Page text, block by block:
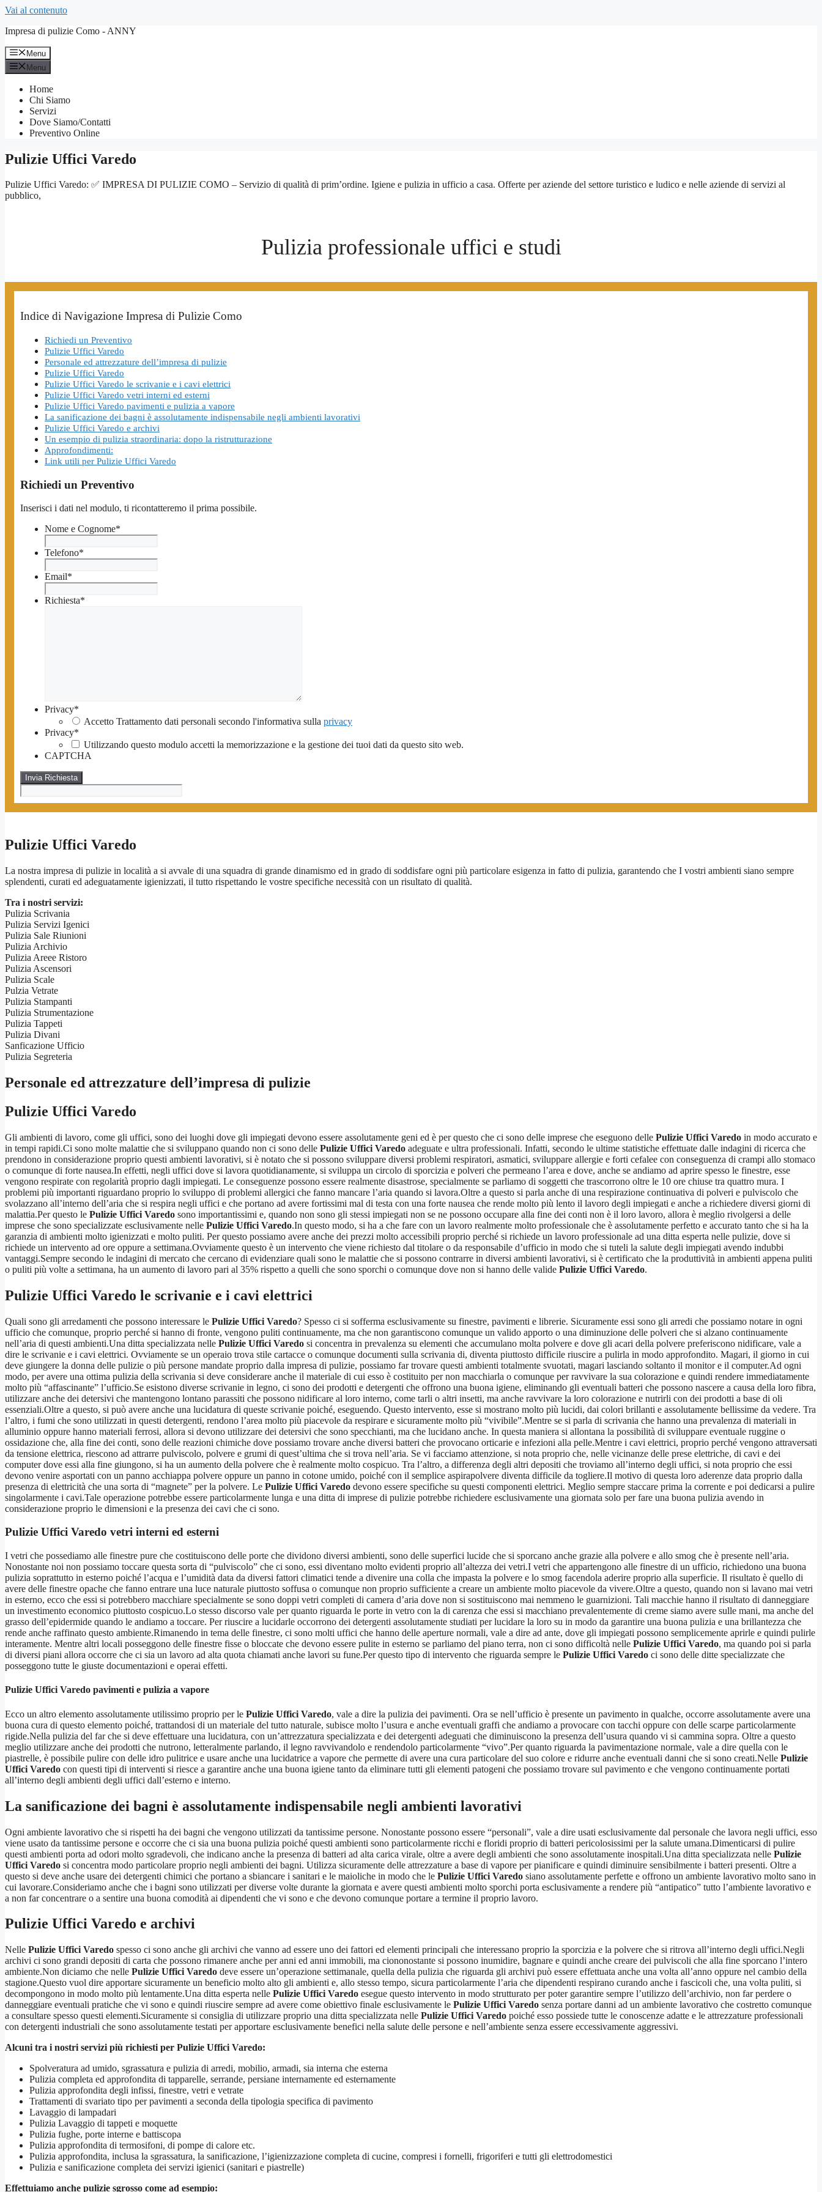
Vai al contenuto
Impresa di pulizie Como - ANNY
Menu
Menu
Home
Chi Siamo
Servizi
Dove Siamo/Contatti
Preventivo Online
Pulizie Uffici Varedo
Pulizie Uffici Varedo: ✅ IMPRESA DI PULIZIE COMO – Servizio di qualità di prim’ordine. Igiene e pulizia in ufficio a casa. Offerte per aziende del settore turistico e ludico e nelle aziende di servizi al
pubblico,
Pulizia professionale uffici e studi
Indice di Navigazione Impresa di Pulizie Como
Richiedi un Preventivo
Pulizie Uffici Varedo
Personale ed attrezzature dell’impresa di pulizie
Pulizie Uffici Varedo
Pulizie Uffici Varedo le scrivanie e i cavi elettrici
Pulizie Uffici Varedo vetri interni ed esterni
Pulizie Uffici Varedo pavimenti e pulizia a vapore
La sanificazione dei bagni è assolutamente indispensabile negli ambienti lavorativi
Pulizie Uffici Varedo e archivi
Un esempio di pulizia straordinaria: dopo la ristrutturazione
Approfondimenti:
Link utili per Pulizie Uffici Varedo
Richiedi un Preventivo
Inserisci i dati nel modulo, ti ricontatteremo il prima possibile.
Nome e Cognome*
Telefono*
Email*
Richiesta*
Privacy*
Accetto Trattamento dati personali secondo l'informativa sulla privacy
Privacy*
Utilizzando questo modulo accetti la memorizzazione e la gestione dei tuoi dati da questo sito web.
CAPTCHA
Pulizie Uffici Varedo
La nostra impresa di pulizie in località a si avvale di una squadra di grande dinamismo ed in grado di soddisfare ogni più particolare esigenza in fatto di pulizia, garantendo che I vostri ambienti siano sempre
splendenti, curati ed adeguatamente igienizzati, il tutto rispettando le vostre specifiche necessità con un risultato di qualità.
Tra i nostri servizi:
Pulizia Scrivania
Pulizia Servizi Igenici
Pulizia Sale Riunioni
Pulizia Archivio
Pulizia Areee Ristoro
Pulizia Ascensori
Pulizia Scale
Pulzia Vetrate
Pulizia Stampanti
Pulizia Strumentazione
Pulizia Tappeti
Pulizia Divani
Sanficazione Ufficio
Pulizia Segreteria
Personale ed attrezzature dell’impresa di pulizie
Pulizie Uffici Varedo
Gli ambienti di lavoro, come gli uffici, sono dei luoghi dove gli impiegati devono essere assolutamente geni ed è per questo che ci sono delle imprese che eseguono delle Pulizie Uffici Varedo in modo accurato e
in tempi rapidi.Ci sono molte malattie che si sviluppano quando non ci sono delle Pulizie Uffici Varedo adeguate e ultra professionali. Infatti, secondo le ultime statistiche effettuate dalle indagini di ricerca che
prendono in considerazione proprio questi ambienti lavorativi, si è notato che si possono sviluppare diversi problemi respiratori, asmatici, sviluppare allergie e forti cefalee con conseguenza di crampi allo stomaco
o comunque di forte nausea.In effetti, negli uffici dove si lavora quotidianamente, si sviluppa un circolo di sporcizia e polveri che permeano l’area e dove, anche se andiamo ad aprire spesso le finestre, esse
vengono respirate con regolarità proprio dagli impiegati. Le conseguenze possono essere realmente disastrose, specialmente se parliamo di soggetti che trascorrono oltre le 10 ore chiuse tra quattro mura. I
problemi più importanti riguardano proprio lo sviluppo di problemi allergici che fanno mancare l’aria quando si lavora.Oltre a questo si parla anche di una respirazione continuativa di polveri e pulviscolo che
svolazzano all’interno dell’aria che si respira negli uffici e che portano ad avere fortissimi mal di testa con una forte nausea che rende molto più lento il lavoro degli impiegati e anche a richiedere diversi giorni di
malattia.Per questo le Pulizie Uffici Varedo sono importantissimi e, quando non sono gli stessi impiegati non se ne possono occupare alla fine dei conti non è il loro lavoro, allora è meglio rivolgersi a delle
imprese che sono specializzate esclusivamente nelle Pulizie Uffici Varedo.In questo modo, si ha a che fare con un lavoro realmente molto professionale che è assolutamente perfetto e accurato tanto che si ha la
garanzia di ambienti molto igienizzati e molto puliti. Per questo possiamo avere anche dei prezzi molto accessibili proprio perché si richiede un lavoro professionale ad una ditta esperta nelle pulizie, dove si
richiede un intervento ad ore oppure a settimana.Ovviamente questo è un intervento che viene richiesto dal titolare o da responsabile d’ufficio in modo che si tuteli la salute degli impiegati avendo indubbi
vantaggi.Sempre secondo le indagini di mercato che cercano di evidenziare quali sono le malattie che si possono contrarre in diversi ambienti lavorativi, si è certificato che la produttività in ambienti appena puliti
o puliti più volte a settimana, ha un aumento di lavoro pari al 35% rispetto a quelli che sono sporchi o comunque dove non si hanno delle valide Pulizie Uffici Varedo.
Pulizie Uffici Varedo le scrivanie e i cavi elettrici
Quali sono gli arredamenti che possono interessare le Pulizie Uffici Varedo? Spesso ci si sofferma esclusivamente su finestre, pavimenti e librerie. Sicuramente essi sono gli arredi che possiamo notare in ogni
ufficio che comunque, proprio perché si hanno di fronte, vengono puliti continuamente, ma che non garantiscono comunque un valido apporto o una diminuzione delle polveri che si alzano continuamente
nell’aria di questi ambienti.Una ditta specializzata nelle Pulizie Uffici Varedo si concentra in prevalenza su elementi che accumulano molta polvere e dove gli acari della polvere preferiscono nidificare, vale a
dire le scrivanie e i cavi elettrici. Ovviamente se un operaio trova stile cartacce o comunque documenti sulla scrivania di, diventa piuttosto difficile riuscire a pulirla in modo approfondito. Magari, il giorno in cui
deve giungere la donna delle pulizie o più persone mandate proprio dalla impresa di pulizie, possiamo far trovare questi ambienti totalmente svuotati, magari lasciando soltanto il monitor e il computer.Ad ogni
modo, per avere una ottima pulizia della scrivania si deve considerare anche il materiale di cui esso è costituito per non macchiarla o comunque per ravvivare la sua colorazione e quindi rendere immediatamente
molto più “affascinante” l’ufficio.Se esistono diverse scrivanie in legno, ci sono dei prodotti e detergenti che offrono una buona igiene, eliminando gli eventuali batteri che possono nascere a causa della loro fibra,
utilizzare anche dei detersivi che mantengono lontano parassiti che possono nidificare al loro interno, come tarli o altri insetti, ma anche ravvivare la loro colorazione e nutrirli con dei prodotti a base di oli
essenziali.Oltre a questo, si può avere anche una lucidatura di queste scrivanie poiché, eseguendo. Questo intervento, esse si mostrano molto più lucidi, dai colori brillanti e assolutamente bellissime da vedere. Tra
l’altro, i fumi che sono utilizzati in questi detergenti, rendono l’area molto più piacevole da respirare e sicuramente molto più “vivibile”.Mentre se si parla di scrivania che hanno una prevalenza di materiali in
alluminio oppure hanno materiali ferrosi, allora si devono utilizzare dei detersivi che sono specchianti, ma che lucidano anche. In questa maniera si allontana la possibilità di sviluppare eventuale ruggine o
ossidazione che, alla fine dei conti, sono delle reazioni chimiche dove possiamo trovare anche diversi batteri che provocano orticarie e infezioni alla pelle.Mentre i cavi elettrici, proprio perché vengono attraversati
da tensione elettrica, riescono ad attrarre pulviscolo, polvere e grumi di quest’ultima che si trova nell’aria. Se vi facciamo attenzione, si nota proprio che, nelle vicinanze delle prese elettriche, di cavi e dei
computer dove essi alla fine giungono, si ha un aumento della polvere che è realmente molto cospicuo. Tra l’altro, a differenza degli altri depositi che troviamo all’interno degli uffici, si nota proprio che essi
devono venire asportati con un panno acchiappa polvere oppure un panno in cotone umido, poiché con il semplice aspirapolvere diventa difficile da togliere.Il motivo di questa loro aderenze data proprio dalla
presenza di elettricità che una sorta di “magnete” per la polvere. Le Pulizie Uffici Varedo devono essere specifiche su questi componenti elettrici. Meglio sempre staccare prima la corrente e poi dedicarsi a pulire
singolarmente i cavi.Tale operazione potrebbe essere particolarmente lunga e una ditta di imprese di pulizie potrebbe richiedere esclusivamente una giornata solo per fare una buona pulizia avendo in
considerazione proprio le dimensioni e la presenza dei cavi che ci sono.
Pulizie Uffici Varedo vetri interni ed esterni
I vetri che possediamo alle finestre pure che costituiscono delle porte che dividono diversi ambienti, sono delle superfici lucide che si sporcano anche grazie alla polvere e allo smog che è presente nell’aria.
Nonostante noi non possiamo toccare questa sorta di “pulviscolo” che ci sono, essi diventano molto evidenti proprio all’altezza dei vetri.I vetri che appartengono alle finestre di un ufficio, richiedono una buona
pulizia soprattutto in esterno poiché l’acqua e l’umidità data da diversi fattori climatici tende a divenire una colla che impasta la polvere e lo smog facendola aderire proprio alla superficie. Il risultato è quello di
avere delle finestre opache che fanno entrare una luce naturale piuttosto soffusa o comunque non proprio sufficiente a creare un ambiente molto piacevole da vivere.Oltre a questo, quando non si lavano mai vetri
in esterno, ecco che essi si potrebbero macchiare specialmente se sono doppi vetri completi di camera d’aria dove non si sostituiscono mai nemmeno le guarnizioni. Tali macchie hanno il risultato di danneggiare
un investimento economico piuttosto cospicuo.Lo stesso discorso vale per quanto riguarda le porte in vetro con la di carenza che essi si macchiano prevalentemente di creme siamo avere sulle mani, ma anche del
grasso dell’epidermide quando le andiamo a toccare. Per riuscire a lucidarle occorrono dei detergenti assolutamente studiati per lucidare la loro su in modo da garantire una buona pulizia e una brillantezza che
rende anche raffinato questo ambiente.Rimanendo in tema delle finestre, ci sono molti uffici che hanno delle aperture normali, vale a dire ad ante, dove gli impiegati possono semplicemente aprirle e quindi pulirle
interamente. Mentre altri locali posseggono delle finestre fisse o bloccate che devono essere pulite in esterno se parliamo del piano terra, non ci sono difficoltà nelle Pulizie Uffici Varedo, ma quando poi si parla
di diversi piani allora occorre che ci sia un lavoro ad alta quota chiamati anche lavori su fune.Per questo tipo di intervento che riguarda sempre le Pulizie Uffici Varedo ci sono delle ditte specializzate che
posseggono tutte le giuste documentazioni e operai effetti.
Pulizie Uffici Varedo pavimenti e pulizia a vapore
Ecco un altro elemento assolutamente utilissimo proprio per le Pulizie Uffici Varedo, vale a dire la pulizia dei pavimenti. Ora se nell’ufficio è presente un pavimento in qualche, occorre assolutamente avere una
buona cura di questo elemento poiché, trattandosi di un materiale del tutto naturale, subisce molto l’usura e anche eventuali graffi che andiamo a provocare con tacchi oppure con delle scarpe particolarmente
rigide.Nella pulizia del far che si deve effettuare una lucidatura, con un’attrezzatura specializzata e dei detergenti adeguati che diminuiscono la presenza dell’usura quando vi si cammina sopra. Oltre a questo
meglio utilizzare anche dei prodotti che nutrono, letteralmente parlando, il legno ravvivandolo e rendendolo particolarmente “vivo”.Per quanto riguarda la pavimentazione normale, vale a dire quella con le
piastrelle, è possibile pulire con delle idro pulitrice e usare anche una lucidatrice a vapore che permette di avere una cura particolare del suo colore e ridurre anche eventuali danni che si sono creati.Nelle Pulizie
Uffici Varedo con questi tipi di interventi si riesce a garantire anche una buona igiene tanto da eliminare tutti gli elementi patogeni che possiamo trovare sul pavimento e che vengono continuamente portati
all’interno degli ambienti degli uffici dall’esterno e interno.
La sanificazione dei bagni è assolutamente indispensabile negli ambienti lavorativi
Ogni ambiente lavorativo che si rispetti ha dei bagni che vengono utilizzati da tantissime persone. Nonostante possono essere “personali”, vale a dire usati esclusivamente dal personale che lavora negli uffici, esso
viene usato da tantissime persone e occorre che ci sia una buona pulizia poiché questi ambienti sono particolarmente ricchi e floridi proprio di batteri pericolosissimi per la salute umana.Dimenticarsi di pulire
questi ambienti porta ad odori molto sgradevoli, che indicano anche la presenza di batteri ad alta carica virale, oltre a avere degli ambienti che sono assolutamente inospitali.Una ditta specializzata nelle Pulizie
Uffici Varedo si concentra modo particolare proprio negli ambienti dei bagni. Utilizza sicuramente delle attrezzature a base di vapore per pianificare e quindi diminuire sensibilmente i batteri presenti. Oltre a
questo si deve anche usare dei detergenti chimici che portano a sbiancare i sanitari e le maioliche in modo che le Pulizie Uffici Varedo siano assolutamente perfette e offrono un ambiente lavorativo molto sano in
cui lavorare.Consideriamo anche che i bagni sono utilizzati per diverse volte durante la giornata e avere questi ambienti molto sporchi porta esclusivamente a rendere più “antipatico” tutto l’ambiente lavorativo e
a non far concentrare o a sentire una buona comodità ai dipendenti che vi sono e che devono comunque portare a termine il proprio lavoro.
Pulizie Uffici Varedo e archivi
Nelle Pulizie Uffici Varedo spesso ci sono anche gli archivi che vanno ad essere uno dei fattori ed elementi principali che interessano proprio la sporcizia e la polvere che si ritrova all’interno degli uffici.Negli
archivi ci sono grandi depositi di carta che possono rimanere anche per anni ed anni immobili, ma ciononostante si possono inumidire, bagnare e quindi anche creare dei pulviscoli che alla fine sporcano l’intero
ambiente.Non diciamo che nelle Pulizie Uffici Varedo deve essere un’operazione settimanale, quella della pulizia che riguarda gli archivi può essere effettuata anche una volta all’anno oppure nel cambio della
stagione.Questo vuol dire apportare sicuramente un beneficio molto alto gli ambienti e, allo stesso tempo, sicura particolarmente l’aria che dipendenti respirano curando anche i fascicoli che, una volta puliti, si
decompongono in modo molto più lentamente.Una ditta esperta nelle Pulizie Uffici Varedo esegue questo intervento in modo strutturato per poter garantire sempre l’utilizzo dell’archivio, non far perdere o
danneggiare eventuali pratiche che vi sono e quindi riuscire sempre ad avere come obiettivo finale esclusivamente le Pulizie Uffici Varedo senza portare danni ad un ambiente lavorativo che costretto comunque
a consultare spesso questi elementi.Sicuramente si consiglia di utilizzare proprio una ditta specializzata nelle Pulizie Uffici Varedo poiché esso possiede tutte le conoscenze adatte e le attrezzature professionali
con detergenti industriali che sono assolutamente testati per apportare esclusivamente benefici nella salute delle persone e nell’ambiente senza essere eccessivamente aggressivi.
Alcuni tra i nostri servizi più richiesti per Pulizie Uffici Varedo:
Spolveratura ad umido, sgrassatura e pulizia di arredi, mobilio, armadi, sia interna che esterna
Pulizia completa ed approfondita di tapparelle, serrande, persiane internamente ed esternamente
Pulizia approfondita degli infissi, finestre, vetri e vetrate
Trattamenti di svariato tipo per pavimenti a seconda della tipologia specifica di pavimento
Lavaggio di lampadari
Pulizia Lavaggio di tappeti e moquette
Pulizia fughe, porte interne e battiscopa
Pulizia approfondita di termosifoni, di pompe di calore etc.
Pulizia approfondita, inclusa la sgrassatura, la sanificazione, l’igienizzazione completa di cucine, compresi i fornelli, frigoriferi e tutti gli elettrodomestici
Pulizia e sanificazione completa dei servizi igienici (sanitari e piastrelle)
Effettuiamo anche pulizie sgrosso come ad esempio: